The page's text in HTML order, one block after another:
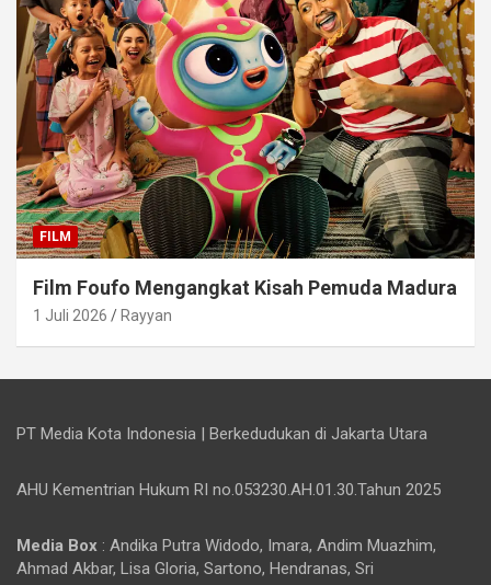
FILM
Film Foufo Mengangkat Kisah Pemuda Madura
1 Juli 2026 Rayyan
PT Media Kota Indonesia | Berkedudukan di Jakarta Utara
AHU Kementrian Hukum RI no.053230.AH.01.30.Tahun 2025
Media Box : Andika Putra Widodo, Imara, Andim Muazhim,
Ahmad Akbar, Lisa Gloria, Sartono, Hendranas, Sri